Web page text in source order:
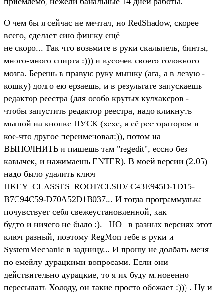
О чем бы я сейчас не мечтал, но RedShadow, скорее
всего, сделает сию фишку ещё
не скоро... Так что возьмите в руки скальпель, бинты,
много-много спирта :))) и кусочек своего головного
мозга. Берешь в правую руку мышку (ага, а в левую -
кошку) долго ею ерзаешь, и в результате запускаешь
редактор реестра (для особо крутых кулхакеров -
чтобы запустить редактор реестра, надо кликнуть
мышой на кнопке ПУСК (хехе, я её ресторатором в
кое-что другое переименовал:)), потом на
ВЫПОЛНИТЬ и пишешь там "regedit", ессно без
кавычек, и нажимаешь ENTER). В моей версии (2.05)
надо было удалить ключ
HKEY_CLASSES_ROOT/CLSID/ C43E945D-1D15-
В7С94С59-D70A52D1B037... И тогда программулька
почувствует себя свежеустановленной, как
будто и ничего не было :). _НО_ в разных версиях этот
ключ разный, поэтому RegMon тебе в руки и
SystemMechanic в задницу... И прошу не долбать меня
по емейлу дурацкими вопросами. Если они
действительно дурацкие, то я их буду мгновенно
пересылать Холоду, он такие просто обожает :))) . Ну и